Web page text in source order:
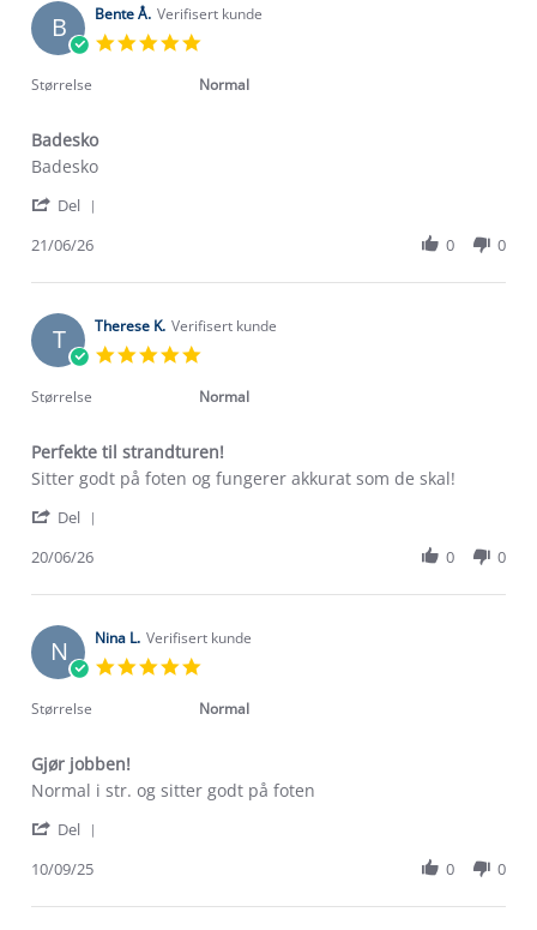
on
21
Jun
B Bente Å. Verifisert kunde
rating
Størrelse Normal
Badesko
Review
Bente
on
Jun
review
Badesko
Badesko
Del
Bente
on
21
Jun
21/06/26 0 0
T Therese K. Verifisert kunde
rating
Størrelse Normal
Perfekte til strandturen!
Review
Therese
on
Jun
review
Perfekte
strandturen!
Sitter godt på foten og fungerer akkurat som de skal!
Del
Therese
on
20
Jun
20/06/26 0 0
N Nina L. Verifisert kunde
rating
Størrelse Normal
Gjør jobben!
Review
Nina
on
Sep
review
Gjør
Normal i str. og sitter godt på foten
Del
Nina
10/09/25 0 0